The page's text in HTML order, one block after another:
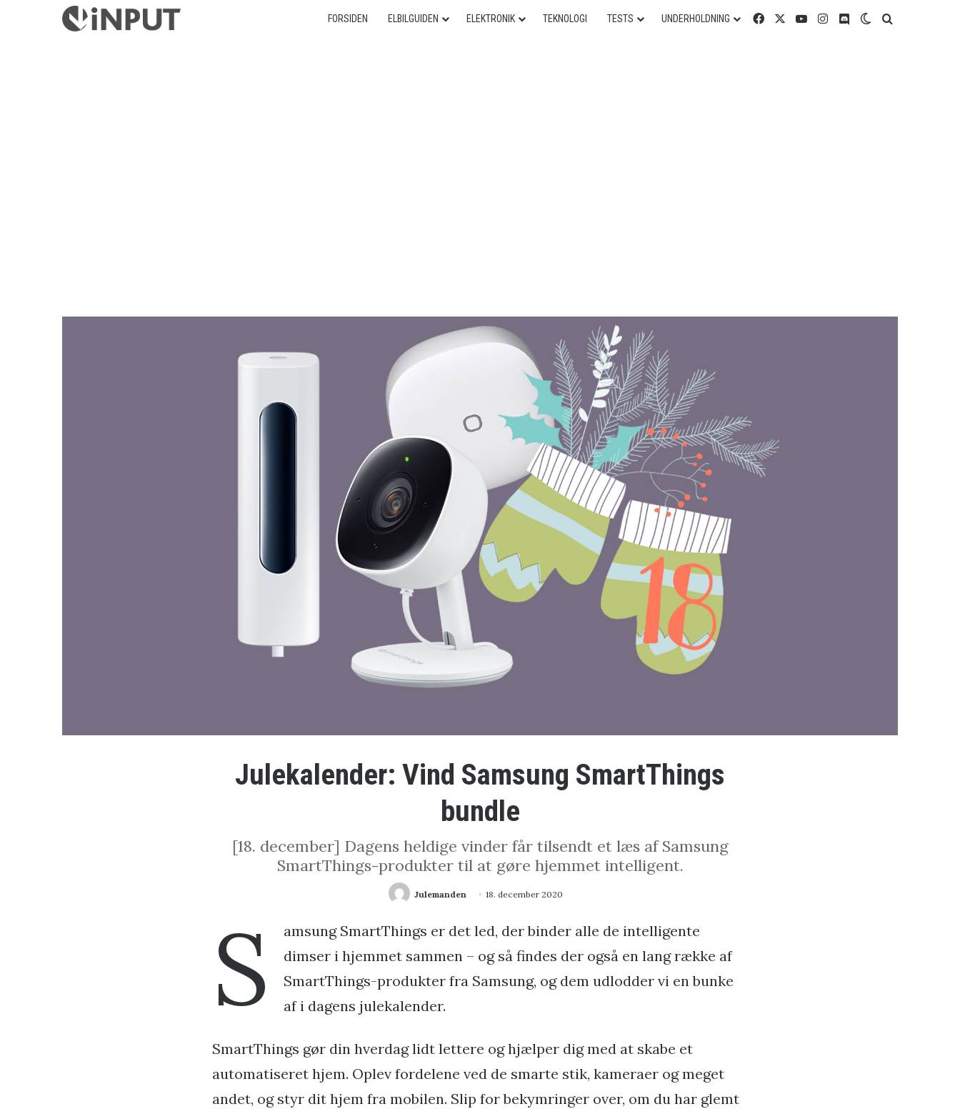
FORSIDEN ELBILGUIDEN ELEKTRONIK TEKNOLOGI TESTS UNDERHOLDNING FacebookYouTubeInstagram
DiscordSwitch skin
Julekalender: Vind Samsung SmartThings
bundle
[18. december] Dagens heldige vinder får tilsendt et læs af Samsung
SmartThings-produkter til at gøre hjemmet intelligent.
Julemanden 18. december 2020
S
amsung SmartThings er det led, der binder alle de intelligente
dimser i hjemmet sammen – og så findes der også en lang række af
SmartThings-produkter fra Samsung, og dem udlodder vi en bunke
af i dagens julekalender.
SmartThings gør din hverdag lidt lettere og hjælper dig med at skabe et
automatiseret hjem. Oplev fordelene ved de smarte stik, kameraer og meget
andet, og styr dit hjem fra mobilen. Slip for bekymringer over, om du har glemt